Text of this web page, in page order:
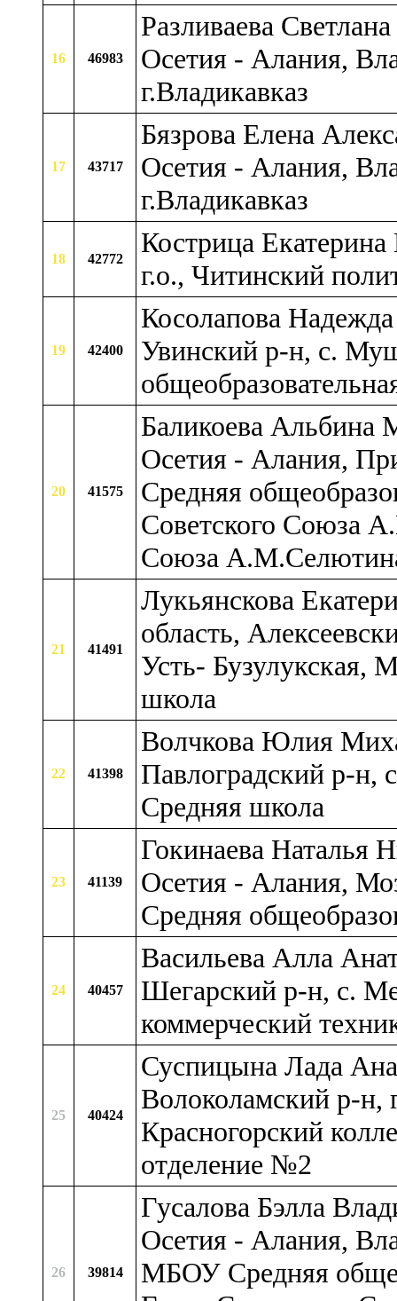
16 46983
Разливаева
Осетия - Алания,
г.Владикавказ
17 43717
Бязрова Елена
Осетия - Алания,
г.Владикавказ
18 42772
Кострица
г.о., Читинский
19 42400
Косолапова
Увинский р-н, с.
20 41575
Баликоева Альбина
Осетия - Алания,
Средняя
Советского Союза
Союза
21 41491
Лукьянскова
область,
Усть- Бузулукская,
школа
22 41398
Волчкова Юлия
Павлоградский р-
Средняя школа
23 41139
Гокинаева Наталья
Осетия - Алания,
Средняя
24 40457
Васильева Алла
Шегарский р-н, с.
коммерческий
25 40424
Суспицына Лада
Волоколамский р-
Красногорский
отделение №2
26 39814
Гусалова Бэлла
Осетия - Алания,
МБОУ Средняя